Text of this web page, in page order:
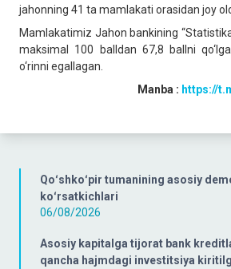
Qoʻshkoʻpir tumanining asosiy
koʻrsatkichlari
06/08/2026
Asosiy kapitalga tijorat bank
qancha hajmdagi investitsiya
jahonning 41 ta mamlakati orasidan joy
Mamlakatimiz Jahon bankining
maksimal 100 balldan 67,8 ballni
o‘rinni egallagan.
Manba : https://